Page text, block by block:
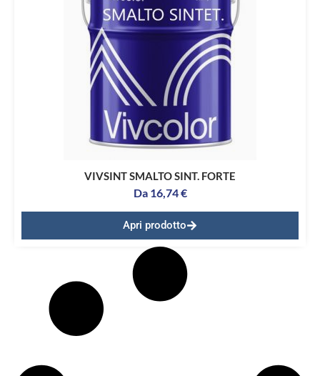
VIVSINT SMALTO SINT. FORTE
Da 16,74€
Apri prodotto